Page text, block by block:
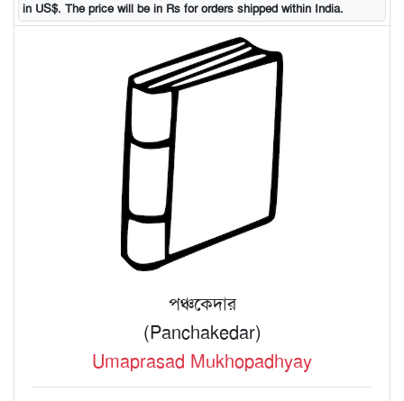
in US$. The price will be in Rs for orders shipped within India.
পঞ্চকেদার
(Panchakedar)
Umaprasad Mukhopadhyay